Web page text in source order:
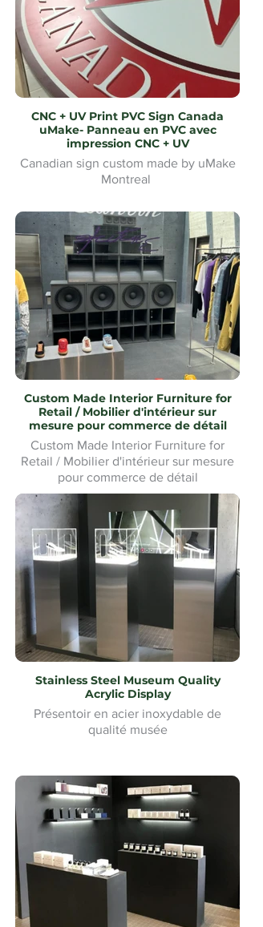
CNC + UV Print PVC Sign Canada
uMake- Panneau en PVC avec
impression CNC + UV
Canadian sign custom made by uMake
Montreal
Custom Made Interior Furniture for
Retail / Mobilier d'intérieur sur
mesure pour commerce de détail
Custom Made Interior Furniture for
Retail / Mobilier d'intérieur sur mesure
pour commerce de détail
Stainless Steel Museum Quality
Acrylic Display
Présentoir en acier inoxydable de
qualité musée